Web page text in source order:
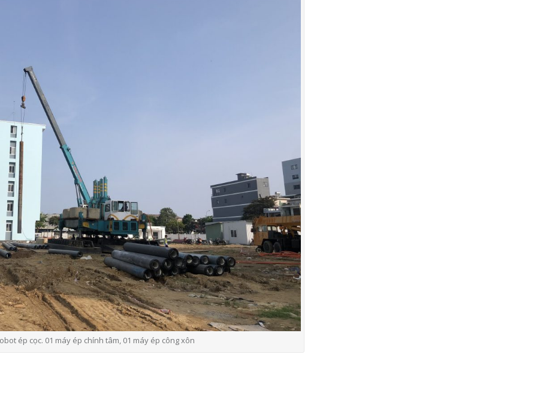
ép cọc. 01 máy ép chính tâm, 01 máy ép công xôn